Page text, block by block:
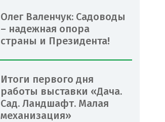
Олег Валенчук: Садоводы
– надежная опора
страны и Президента!
Итоги первого дня
работы выставки «Дача.
Сад. Ландшафт. Малая
механизация»